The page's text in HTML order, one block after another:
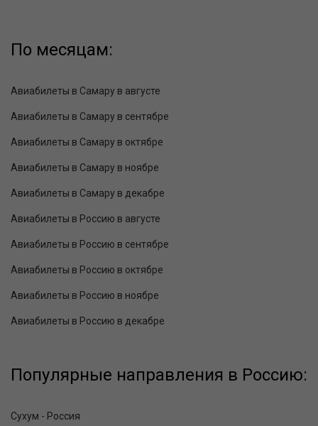
По месяцам:
Авиабилеты в Самару в августе
Авиабилеты в Самару в сентябре
Авиабилеты в Самару в октябре
Авиабилеты в Самару в ноябре
Авиабилеты в Самару в декабре
Авиабилеты в Россию в августе
Авиабилеты в Россию в сентябре
Авиабилеты в Россию в октябре
Авиабилеты в Россию в ноябре
Авиабилеты в Россию в декабре
Популярные направления в Россию:
Сухум - Россия